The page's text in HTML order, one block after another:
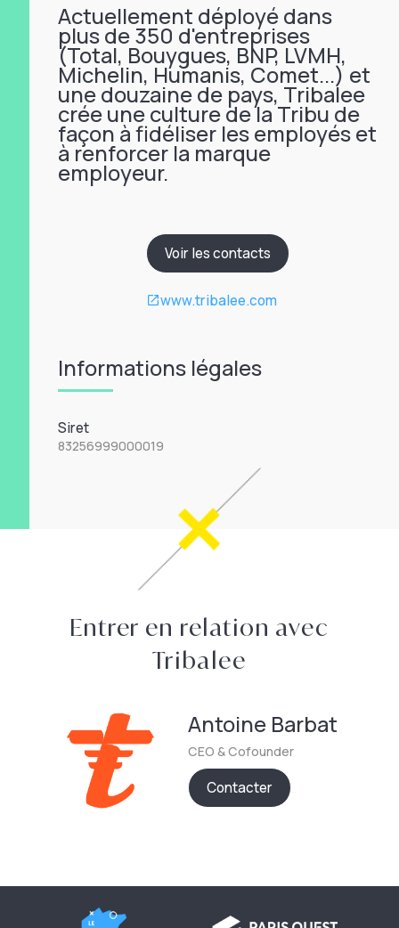
Actuellement déployé dans
plus de 350 d'entreprises
(Total, Bouygues, BNP, LVMH,
Michelin, Humanis, Comet...) et
une douzaine de pays, Tribalee
crée une culture de la Tribu de
façon à fidéliser les employés et
à renforcer la marque
employeur.
Voir les contacts
www.tribalee.com
Informations légales
Siret
83256999000019
Entrer en relation avec
Tribalee
Antoine Barbat
CEO & Cofounder
Contacter